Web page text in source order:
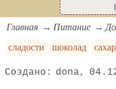
Главная Питание
сладости
шоколад сахар
dona